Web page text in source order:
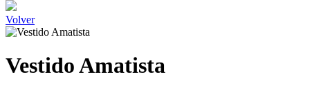
Volver
Vestido Amatista